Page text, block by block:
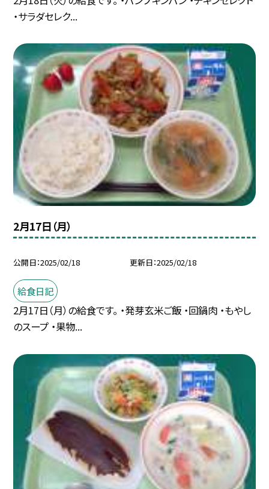
・サラダセレク...
2月17日（月）
公開日 2025/02/18 更新日 2025/02/18
給食日記
2月17日（月）の給食です。 ・発芽玄米ご飯 ・回鍋肉 ・もやし
のスープ ・果物...